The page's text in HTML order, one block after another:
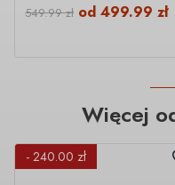
549.99zł od499.99zł
Więcej
- 240.00 zł